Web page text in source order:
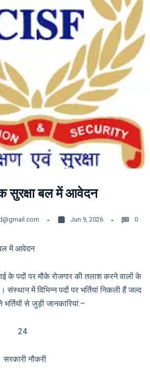
सुरक्षा बल में आवेदन
Jun 9, 2026 0
बल में आवेदन
के पदों पर मौके रोजगार की तलाश करने वालों के
में विभिन्न पदों पर भर्तियां निकली हैं जल्द
से जुड़ी जानकारियां:–
24
नौकरी